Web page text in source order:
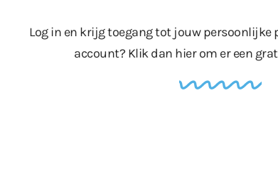
Log in en krijg toegang tot jouw persoonlijke
account? Klik dan hierom er een